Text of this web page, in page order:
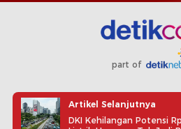
part of
Redaksi Pedoman Media
Info Iklan
Privacy Policy
Artikel Selanjutnya
DKI Kehilangan Potensi